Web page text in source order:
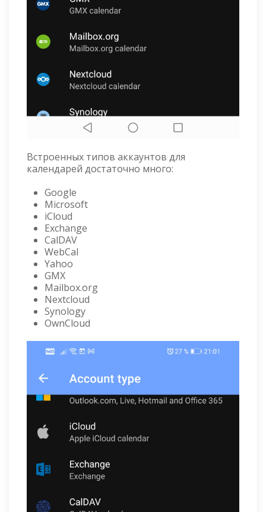
Встроенных типов аккаунтов для
календарей достаточно много:
Google
Microsoft
iCloud
Exchange
CalDAV
WebCal
Yahoo
GMX
Mailbox.org
Nextcloud
Synology
OwnCloud